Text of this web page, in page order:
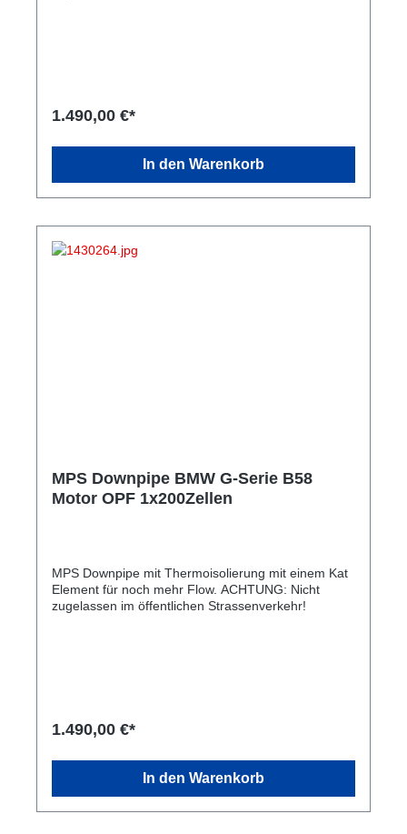
1.490,00 €*
In den Warenkorb
MPS Downpipe BMW G-Serie B58
Motor OPF 1x200Zellen
MPS Downpipe mit Thermoisolierung mit einem Kat
Element für noch mehr Flow. ACHTUNG: Nicht
zugelassen im öffentlichen Strassenverkehr!
1.490,00 €*
In den Warenkorb